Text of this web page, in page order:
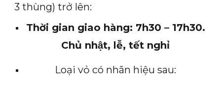
3 thùng) trở lên:
Thời gian giao hàng: 7h30 – 17h30.
Chủ nhật, lễ, tết nghỉ
Loại vỏ có nhãn hiệu sau: